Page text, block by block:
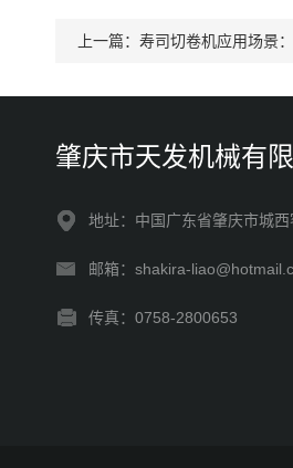
上一篇： 寿司切卷机应用场景
肇庆市天发机械有
地址：中国广东省肇庆市城
邮箱：shakira-
传真：0758-2800653